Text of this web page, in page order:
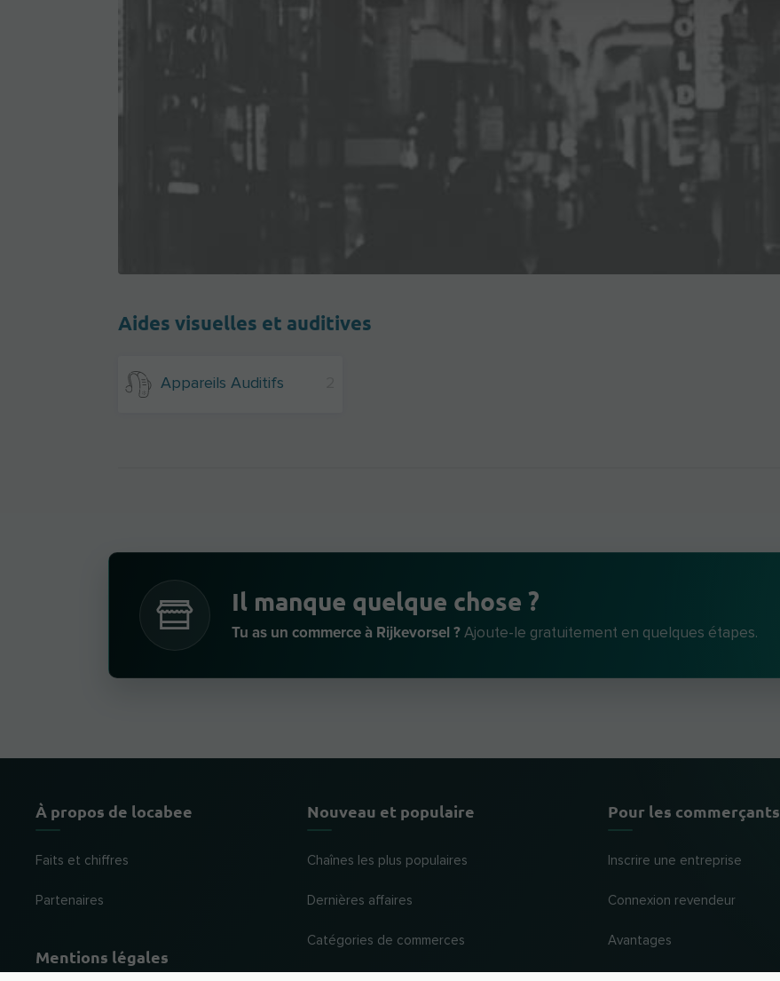
Aides visuelles et auditives
Appareils Auditifs
Il manque quelque chose ?
Tu as un commerce à Rijkevorsel ? Ajoute-le gratuitement en quelques étapes.
À propos de locabee
Faits et chiffres
Partenaires
Mentions légales
Nouveau et populaire
Chaînes les plus populaires
Dernières affaires
Catégories de commerces
Pour les commerçants
Inscrire une entreprise
Connexion revendeur
Avantages